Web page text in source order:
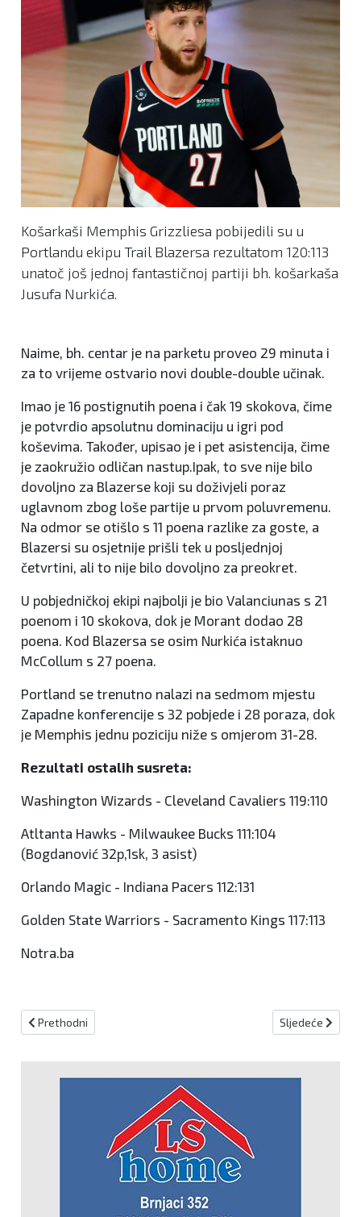
Košarkaši Memphis Grizzliesa pobijedili su u
Portlandu ekipu Trail Blazersa rezultatom 120:113
unatoč još jednoj fantastičnoj partiji bh. košarkaša
Jusufa Nurkića.
Naime, bh. centar je na parketu proveo 29 minuta i
za to vrijeme ostvario novi double-double učinak.
Imao je 16 postignutih poena i čak 19 skokova, čime
je potvrdio apsolutnu dominaciju u igri pod
koševima. Također, upisao je i pet asistencija, čime
je zaokružio odličan nastup.Ipak, to sve nije bilo
dovoljno za Blazerse koji su doživjeli poraz
uglavnom zbog loše partije u prvom poluvremenu.
Na odmor se otišlo s 11 poena razlike za goste, a
Blazersi su osjetnije prišli tek u posljednjoj
četvrtini, ali to nije bilo dovoljno za preokret.
U pobjedničkoj ekipi najbolji je bio Valanciunas s 21
poenom i 10 skokova, dok je Morant dodao 28
poena. Kod Blazersa se osim Nurkića istaknuo
McCollum s 27 poena.
Portland se trenutno nalazi na sedmom mjestu
Zapadne konferencije s 32 pobjede i 28 poraza, dok
je Memphis jednu poziciju niže s omjerom 31-28.
Rezultati ostalih susreta:
Washington Wizards - Cleveland Cavaliers 119:110
Atltanta Hawks - Milwaukee Bucks 111:104
(Bogdanović 32p,1sk, 3 asist)
Orlando Magic - Indiana Pacers 112:131
Golden State Warriors - Sacramento Kings 117:113
Notra.ba
Prethodni članak: "Široki" traži pokretanje stegovnog postupka i
Prethodni Sljedeći članak:
Sljedeće